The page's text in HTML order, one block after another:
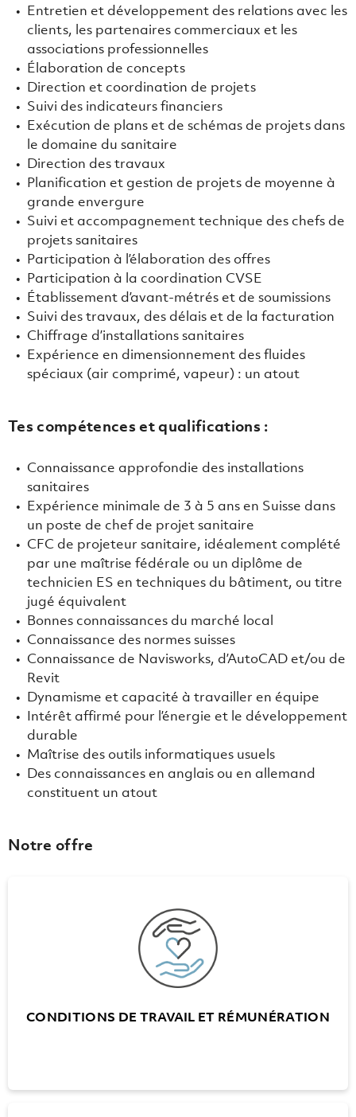
Entretien et développement des relations avec les
clients, les partenaires commerciaux et les
associations professionnelles
Élaboration de concepts
Direction et coordination de projets
Suivi des indicateurs financiers
Exécution de plans et de schémas de projets dans
le domaine du sanitaire
Direction des travaux
Planification et gestion de projets de moyenne à
grande envergure
Suivi et accompagnement technique des chefs de
projets sanitaires
Participation à l’élaboration des offres
Participation à la coordination CVSE
Établissement d’avant‑métrés et de soumissions
Suivi des travaux, des délais et de la facturation
Chiffrage d’installations sanitaires
Expérience en dimensionnement des fluides
spéciaux (air comprimé, vapeur) : un atout
Tes compétences et qualifications :
Connaissance approfondie des installations
sanitaires
Expérience minimale de 3 à 5 ans en Suisse dans
un poste de chef de projet sanitaire
CFC de projeteur sanitaire, idéalement complété
par une maîtrise fédérale ou un diplôme de
technicien ES en techniques du bâtiment, ou titre
jugé équivalent
Bonnes connaissances du marché local
Connaissance des normes suisses
Connaissance de Navisworks, d’AutoCAD et/ou de
Revit
Dynamisme et capacité à travailler en équipe
Intérêt affirmé pour l’énergie et le développement
durable
Maîtrise des outils informatiques usuels
Des connaissances en anglais ou en allemand
constituent un atout
Notre offre
CONDITIONS DE TRAVAIL ET RÉMUNÉRATION
Horaires de travail flexibles
25 jours de vacances, 30 jours à partir de 55
ans (pour A+W Lausanne et A+W Genève
conditions spécifiques plus favorables)
Des congés sans solde jusqu'à 6 mois
Primes de fidélité pour les jubilés de service